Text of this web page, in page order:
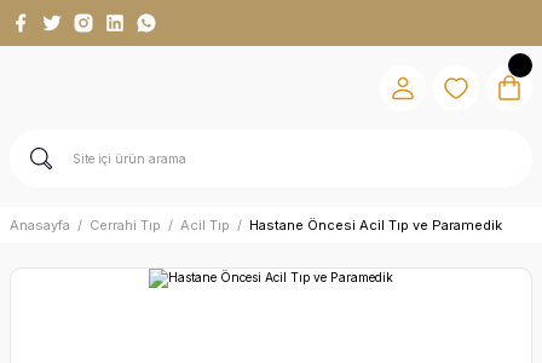
Anasayfa Cerrahi Tıp Acil Tıp Hastane Öncesi Acil Tıp ve Paramedik